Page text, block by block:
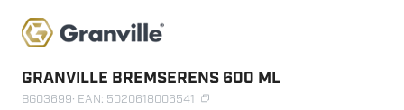
GRANVILLE BREMSERENS 600 ML
BG03699· EAN: 5020618006541